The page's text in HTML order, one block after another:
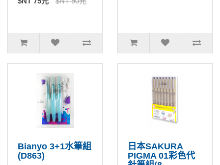
Bianyo 3+1水筆組
(D863)
日本SAKURA
PIGMA 01彩色代